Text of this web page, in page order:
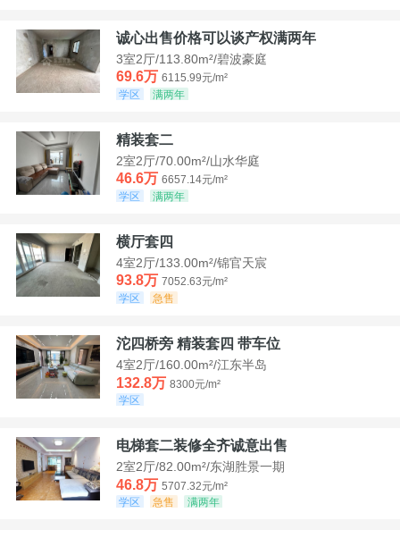
诚心出售价格可以谈产权满两年
3室2厅/113.80m²/碧波豪庭
69.6万 6115.99元/m²
学区
满两年
精装套二
2室2厅/70.00m²/山水华庭
46.6万 6657.14元/m²
学区
满两年
横厅套四
4室2厅/133.00m²/锦官天宸
93.8万 7052.63元/m²
学区
急售
沱四桥旁 精装套四 带车位
4室2厅/160.00m²/江东半岛
132.8万 8300元/m²
学区
电梯套二装修全齐诚意出售
2室2厅/82.00m²/东湖胜景一期
46.8万 5707.32元/m²
学区
急售 满两年